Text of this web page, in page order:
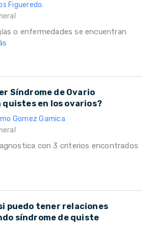
Figueredo.
o enfermedades se encuentran
Síndrome de Ovario
en los ovarios?
Gomez Garnica
con 3 criterios encontrados
puedo tener relaciones
síndrome de quiste